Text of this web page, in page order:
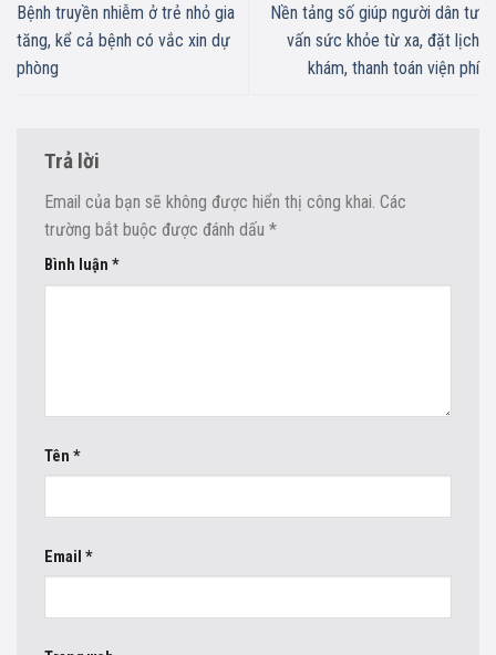
Bệnh truyền nhiễm ở trẻ nhỏ gia
tăng, kể cả bệnh có vắc xin dự
phòng
Nền tảng số giúp người dân tư
vấn sức khỏe từ xa, đặt lịch
khám, thanh toán viện phí
Trả lời
Email của bạn sẽ không được hiển thị công khai. Các
trường bắt buộc được đánh dấu *
Bình luận *
Tên *
Email *